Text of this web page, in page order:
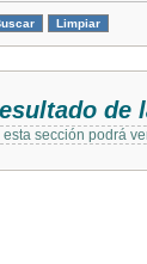
de
esta sección podrá